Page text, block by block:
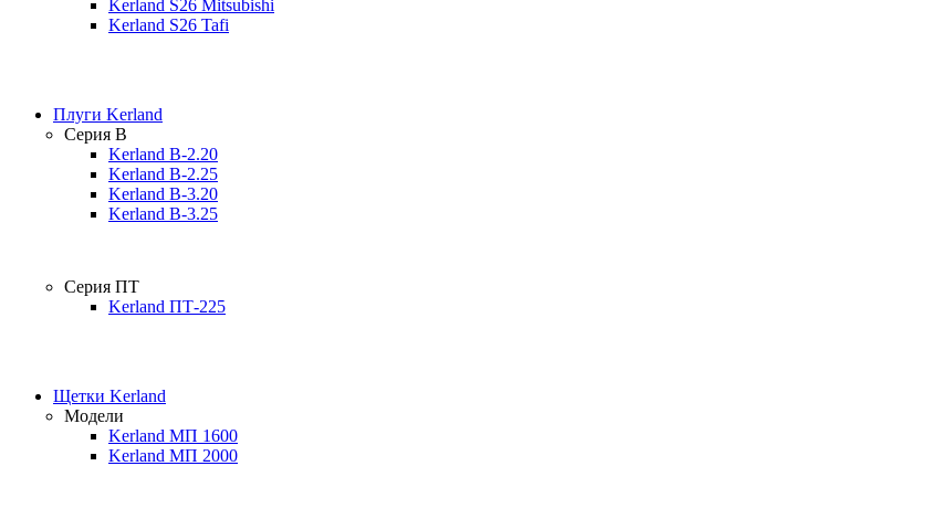
Kerland S26 Mitsubishi
Kerland S26 Tafi
Плуги Kerland
Серия B
Kerland B-2.20
Kerland B-2.25
Kerland B-3.20
Kerland B-3.25
Серия ПТ
Kerland ПТ-225
Щетки Kerland
Модели
Kerland МП 1600
Kerland МП 2000